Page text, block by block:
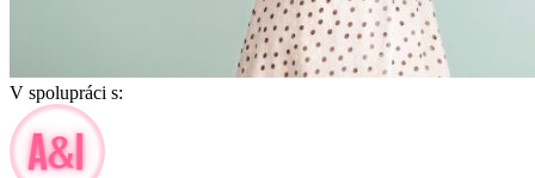
V spolupráci s: